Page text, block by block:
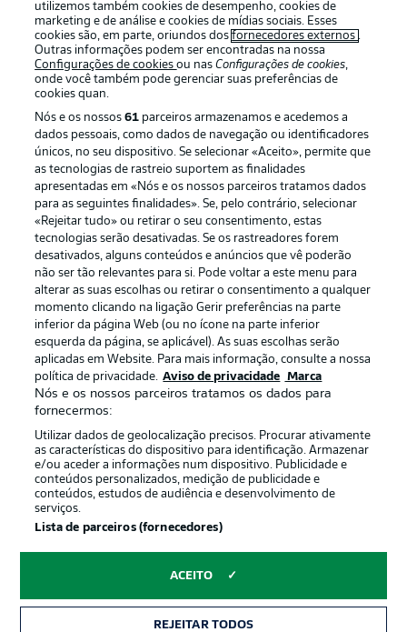
Oferecido por
Publicidade Avisos legais
Gerir preferências Aviso de privacidade
Emissoras
Trabalhe conosco Marca
Contato Jogadores
© 2026 Bundesliga-Gruppe GmbH
Escolha seu idioma
utilizemos também cookies de desempenho, cookies de
marketing e de análise e cookies de mídias sociais. Esses
cookies são, em parte, oriundos dosfornecedores externos .
Outras informações podem ser encontradas na nossa
Configurações de cookiesou nasConfigurações de cookies,
onde você também pode gerenciar suas preferências de
cookies quan.
Nós e os nossos61 parceiros armazenamos e acedemos a
dados pessoais, como dados de navegação ou identificadores
únicos, no seu dispositivo. Se selecionar «Aceito», permite que
as tecnologias de rastreio suportem as finalidades
apresentadas em «Nós e os nossos parceiros tratamos dados
para as seguintes finalidades». Se, pelo contrário, selecionar
«Rejeitar tudo» ou retirar o seu consentimento, estas
tecnologias serão desativadas. Se os rastreadores forem
desativados, alguns conteúdos e anúncios que vê poderão
não ser tão relevantes para si. Pode voltar a este menu para
alterar as suas escolhas ou retirar o consentimento a qualquer
momento clicando na ligação Gerir preferências na parte
inferior da página Web (ou no ícone na parte inferior
esquerda da página, se aplicável). As suas escolhas serão
aplicadas em Website. Para mais informação, consulte a nossa
política de privacidade. Aviso de privacidade Marca
Nós e os nossos parceiros tratamos os dados para
fornecermos:
Utilizar dados de geolocalização precisos. Procurar ativamente
as características do dispositivo para identificação. Armazenar
e/ou aceder a informações num dispositivo. Publicidade e
conteúdos personalizados, medição de publicidade e
conteúdos, estudos de audiência e desenvolvimento de
serviços.
Lista de parceiros (fornecedores)
ACEITO
REJEITAR TODOS